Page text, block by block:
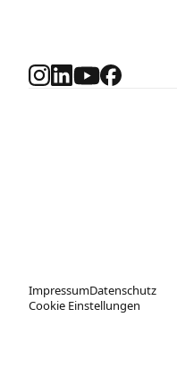
ImpressumDatenschutz
Cookie Einstellungen